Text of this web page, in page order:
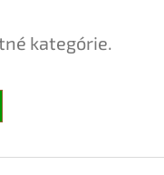
kategórie.